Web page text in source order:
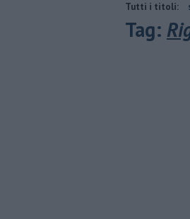
Tutti i titoli:
Nascosta in un bar per sfuggire
Tag: